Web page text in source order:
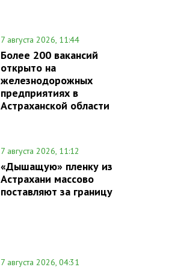
7 августа 2026, 11:44
Более 200 вакансий
открыто на
железнодорожных
предприятиях в
Астраханской области
7 августа 2026, 11:12
«Дышащую» пленку из
Астрахани массово
поставляют за границу
7 августа 2026, 04:31